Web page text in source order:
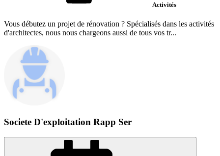
Activités
Vous débutez un projet de rénovation ? Spécialisés dans les activités
d'architectes, nous nous chargeons aussi de tous vos tr...
Societe D'exploitation Rapp Ser